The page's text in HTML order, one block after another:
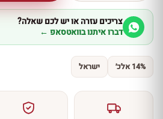
צריכים עזרה או יש לכם שאלה?
דברו איתנו בוואטסאפ ←
14% אלכ׳ ישראל